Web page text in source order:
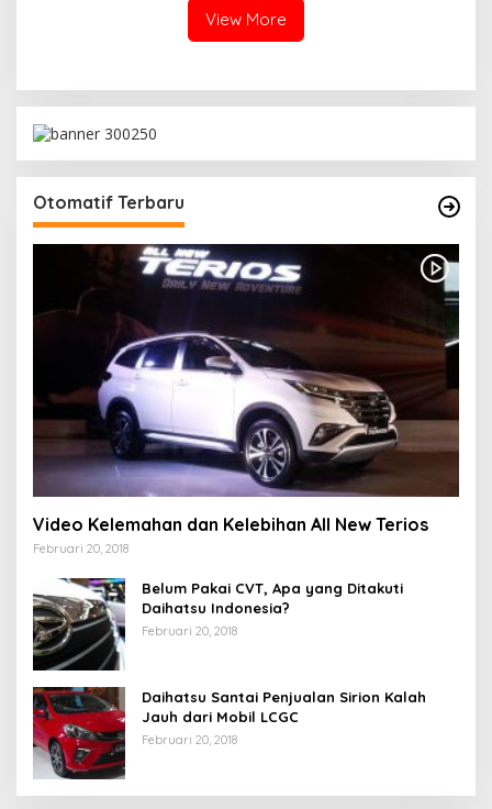
Masa Depan Anak
View More
Otomatif Terbaru
Video Kelemahan dan Kelebihan All New Terios
Februari 20, 2018
Belum Pakai CVT, Apa yang Ditakuti
Daihatsu Indonesia?
Februari 20, 2018
Daihatsu Santai Penjualan Sirion Kalah
Jauh dari Mobil LCGC
Februari 20, 2018